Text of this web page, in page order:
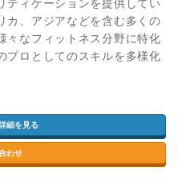
ティケーションを提供してい
カ、アジアなどを含む多くの
々なフィットネス分野に特化
プロとしてのスキルを多様化
細を見る
わせ